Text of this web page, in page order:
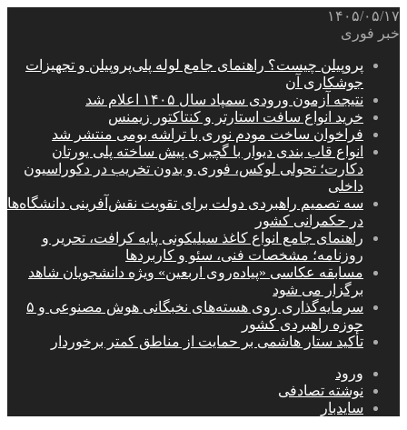
۱۴۰۵/۰۵/۱۷
خبر فوری
پروپیلن چیست؟ راهنمای جامع لوله پلی‌پروپیلن و تجهیزات
جوشکاری آن
نتیجه آزمون ورودی سمپاد سال ۱۴۰۵ اعلام شد
خرید انواع سافت استارتر و کنتاکتور زیمنس
فراخوان ساخت مودم نوری با تراشه بومی منتشر شد
انواع قاب بندی دیوار با گچبری پیش ساخته پلی یورتان
دکارت؛ تحولی لوکس، فوری و بدون تخریب در دکوراسیون
داخلی
سه تصمیم راهبردی دولت برای تقویت نقش‌آفرینی دانشگاه‌ها
در حکمرانی کشور
راهنمای جامع انواع کاغذ سیلیکونی پایه کرافت، تحریر و
روزنامه؛ مشخصات فنی، سئو و کاربردها
مسابقه عکاسی «پیاده‌روی اربعین» ویژه دانشجویان شاهد
برگزار می شود
سرمایه‌گذاری روی هسته‌های نخبگانی هوش مصنوعی و ۵
حوزه راهبردی کشور
تأکید ستار هاشمی بر حمایت از مناطق کمتر برخوردار
ورود
نوشته تصادفی
سایدبار